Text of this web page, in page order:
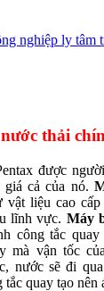
thải
được
cả của nó.
liệu cao
lĩnh vực. Máy
công tắc
mà vận tốc
nước sẽ đi
quay tạo nên